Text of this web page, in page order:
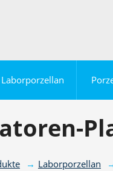
Laborporzellan
Laborporzellan